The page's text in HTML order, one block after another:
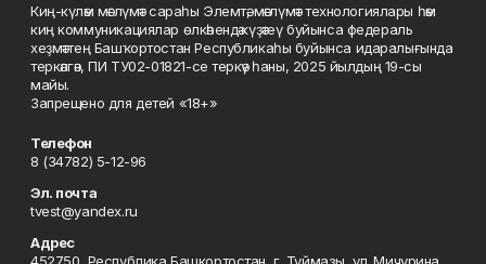
Киң-күләм мәғлүмәт сараһы Элемтә, мәғлүмәт технологиялары һәм
киң коммуникациялар өлкәһендә күҙәтеү буйынса федераль
хеҙмәттең Башҡортостан Республикаһы буйынса идаралығында
теркәлгән, ПИ ТУ02-01821-се теркәү һаны, 2025 йылдың 19-сы
майы.
Запрещено для детей «18+»
Телефон
8 (34782) 5-12-96
Эл. почта
tvest@yandex.ru
Адрес
452750, Республика Башкортостан, г. Туймазы, ул. Мичурина,